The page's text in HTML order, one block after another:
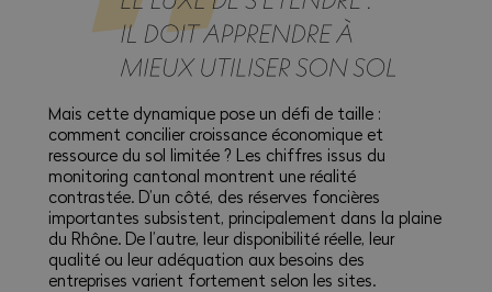
Mais cette dynamique pose un défi de taille :
comment concilier croissance économique et
ressource du sol limitée ? Les chiffres issus du
monitoring cantonal montrent une réalité
contrastée. D’un côté, des réserves foncières
importantes subsistent, principalement dans la plaine
du Rhône. De l’autre, leur disponibilité réelle, leur
qualité ou leur adéquation aux besoins des
entreprises varient fortement selon les sites.